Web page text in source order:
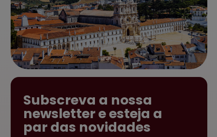
Subscreva a nossa
newsletter e esteja a
par das novidades